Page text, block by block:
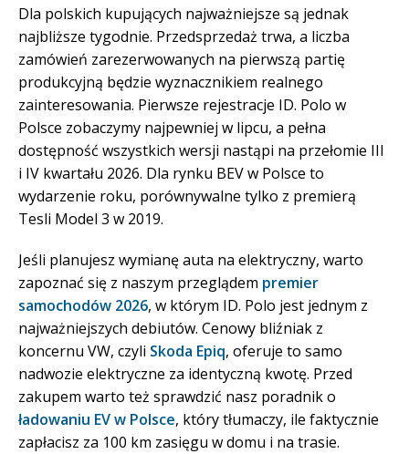
Dla polskich kupujących najważniejsze są jednak
najbliższe tygodnie. Przedsprzedaż trwa, a liczba
zamówień zarezerwowanych na pierwszą partię
produkcyjną będzie wyznacznikiem realnego
zainteresowania. Pierwsze rejestracje ID. Polo w
Polsce zobaczymy najpewniej w lipcu, a pełna
dostępność wszystkich wersji nastąpi na przełomie III
i IV kwartału 2026. Dla rynku BEV w Polsce to
wydarzenie roku, porównywalne tylko z premierą
Tesli Model 3 w 2019.
Jeśli planujesz wymianę auta na elektryczny, warto
zapoznać się z naszym przeglądem premier
samochodów 2026, w którym ID. Polo jest jednym z
najważniejszych debiutów. Cenowy bliźniak z
koncernu VW, czyli Skoda Epiq, oferuje to samo
nadwozie elektryczne za identyczną kwotę. Przed
zakupem warto też sprawdzić nasz poradnik o
ładowaniu EV w Polsce, który tłumaczy, ile faktycznie
zapłacisz za 100 km zasięgu w domu i na trasie.